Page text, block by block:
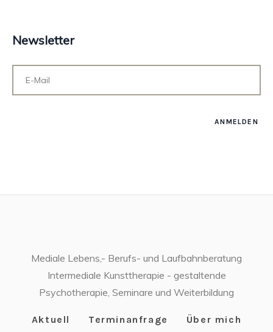
Newsletter
Mediale Lebens,- Berufs- und Laufbahnberatung
Intermediale Kunsttherapie - gestaltende
Psychotherapie, Seminare und Weiterbildung
Aktuell Terminanfrage
Über mich